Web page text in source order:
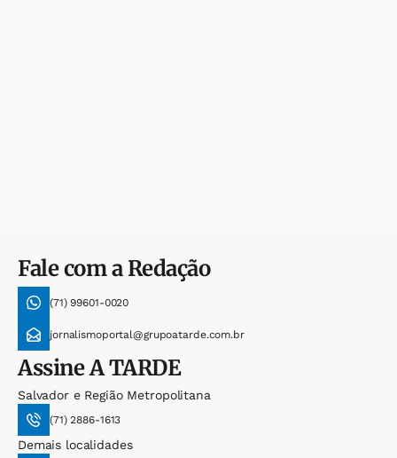
Fale com a Redação
(71) 99601-0020
jornalismoportal@grupoatarde.com.br
AssineA TARDE
Salvador e Região Metropolitana
(71) 2886-1613
Demais localidades